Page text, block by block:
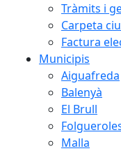
Tràmits i
Carpeta
Factura
Municipis
Aiguafreda
Balenyà
El Brull
Malla